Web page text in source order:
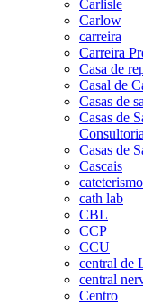
Carlisle
Carlow
carreira
Carreira
Casa de
Casal de
Casas de
Casas de
Casas de
Cascais
cateterismo
cath lab
CBL
CCP
CCU
central de
central
Centro